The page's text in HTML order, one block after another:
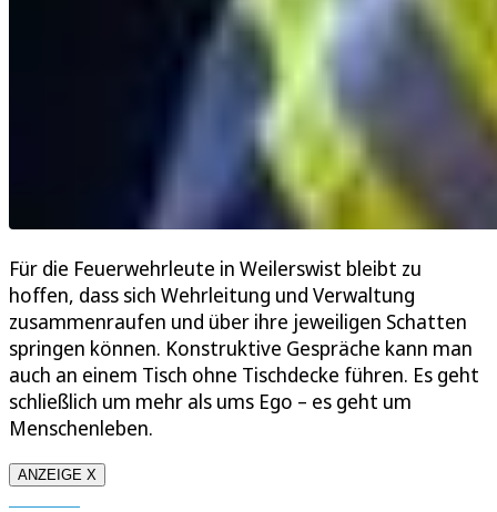
Für die Feuerwehrleute in Weilerswist bleibt zu
hoffen, dass sich Wehrleitung und Verwaltung
zusammenraufen und über ihre jeweiligen Schatten
springen können. Konstruktive Gespräche kann man
auch an einem Tisch ohne Tischdecke führen. Es geht
schließlich um mehr als ums Ego – es geht um
Menschenleben.
ANZEIGE X